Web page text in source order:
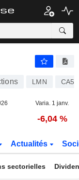
LMN
Varia. 1 janv.
-6,04 %
Actualités
sectorielles